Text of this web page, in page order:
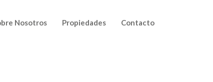
Nosotros Propiedades Contacto